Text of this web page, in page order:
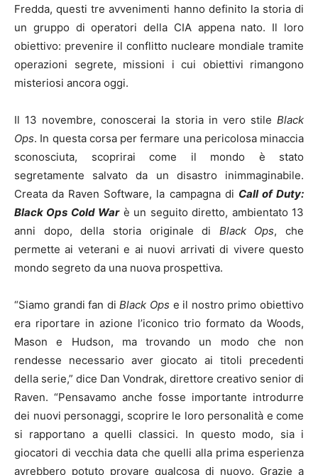
Fredda, questi tre avvenimenti hanno definito la storia di
un gruppo di operatori della CIA appena nato. Il loro
obiettivo: prevenire il conflitto nucleare mondiale tramite
operazioni segrete, missioni i cui obiettivi rimangono
misteriosi ancora oggi.
Il 13 novembre, conoscerai la storia in vero stile Black
Ops. In questa corsa per fermare una pericolosa minaccia
sconosciuta, scoprirai come il mondo è stato
segretamente salvato da un disastro inimmaginabile.
Creata da Raven Software, la campagna di Call of Duty:
Black Ops Cold Warè un seguito diretto, ambientato 13
anni dopo, della storia originale di Black Ops, che
permette ai veterani e ai nuovi arrivati di vivere questo
mondo segreto da una nuova prospettiva.
“Siamo grandi fan diBlack Ops e il nostro primo obiettivo
era riportare in azione l’iconico trio formato da Woods,
Mason e Hudson, ma trovando un modo che non
rendesse necessario aver giocato ai titoli precedenti
della serie,” dice Dan Vondrak, direttore creativo senior di
Raven. “Pensavamo anche fosse importante introdurre
dei nuovi personaggi, scoprire le loro personalità e come
si rapportano a quelli classici. In questo modo, sia i
giocatori di vecchia data che quelli alla prima esperienza
avrebbero potuto provare qualcosa di nuovo. Grazie a